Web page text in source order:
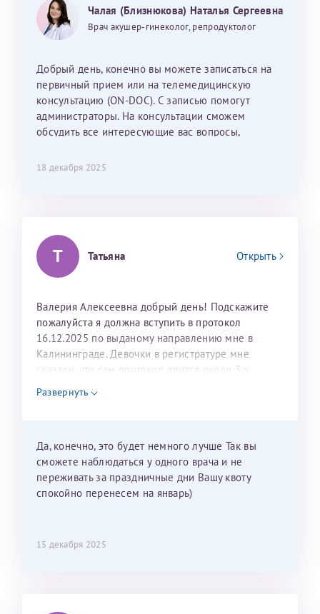
Так же хотелось отметить мед. сестру Сухову
Наталью Викторовну. Тоже очень душевный человек.
С ней общение было, как с давней знакомой, очень
персонал очень вежливый и чуткий, прям приятно
находиться. Мы собираемся туда ещё за вторым
ребёнком, и конечно же только к Ринату
Рафаильевичу, нашему волшебнику, без каких либо
сомнений.
Темирбулатов Ринат Рафаилевич
25 июня 2026
13 июня 2026
Могу ли я записаться к вам и обсудить
дальнейшие действия для программы эко
Чалая (Близнюкова) Наталья Сергеевна
Врач акушер-гинеколог, репродуктолог
Добрый день, конечно вы можете записаться на
первичный прием или на телемедицинскую
консультацию (ON-DOC). С записью помогут
администраторы. На консультации сможем
обсудить все интересующие вас вопросы,
18 декабря 2025
Т Татьяна Открыть
Валерия Алексеевна добрый день! Подскажите
пожалуйста я должна вступить в протокол
16.12.2025 по выданому направлению мне в
Калининграде. Девочки в регистратуре мне
сказали, что сам протокол длится около 3-х
недель и 3 недели я должна находится в Питере.
Можно мне новый год провести в Калининграде и
Развернуть
Да, конечно, это будет немного лучше Так вы
сможете наблюдаться у одного врача и не
переживать за праздничные дни Вашу квоту
спокойно перенесем на январь)
15 декабря 2025